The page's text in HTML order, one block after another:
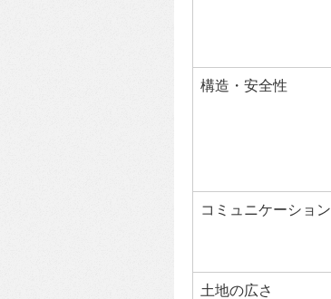
構造・安全性
コミュニケーション
土地の広さ